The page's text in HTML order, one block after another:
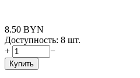
8.50 BYN
Доступность: 8 шт.
+
−
Купить